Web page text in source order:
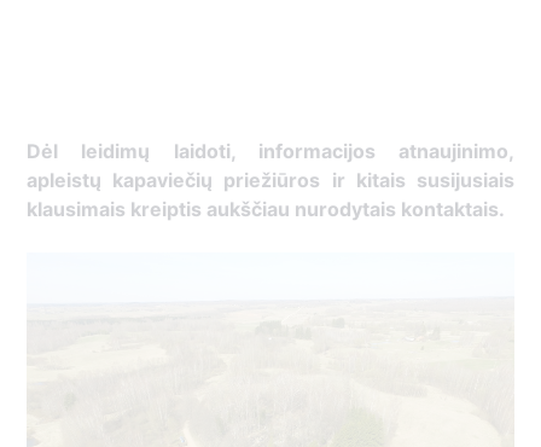
Dėl leidimų laidoti, ​informacijos atnaujinimo,
apleistų kapaviečių priežiūros ir kitais susijusiais
klausimais kreiptis ​aukščiau nurodytais kontaktais.